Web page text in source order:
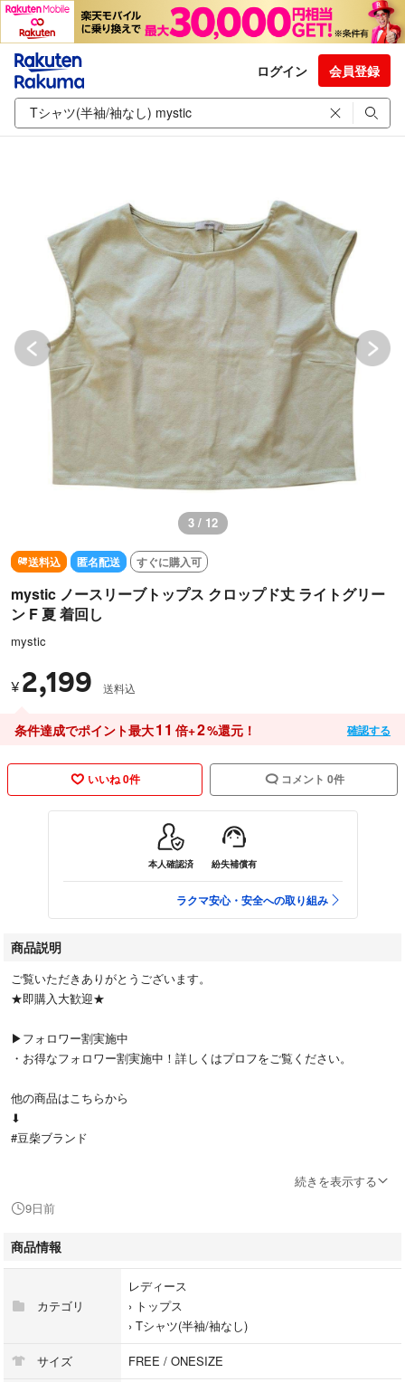
ログイン 会員登録
3 / 12
送料込 匿名配送 すぐに購入可
mystic ノースリーブトップス クロップド丈 ライトグリー
ン F 夏 着回し
mystic
¥ 2,199 送料込
条件達成でポイント最大11 倍+2%還元！ 確認する
いいね 0件 コメント 0件
本人確認済 紛失補償有
ラクマ安心・安全への取り組み
商品説明
ご覧いただきありがとうございます。
★即購入大歓迎★
▶︎フォロワー割実施中
・お得なフォロワー割実施中！詳しくはプロフをご覧ください。
他の商品はこちらから
⬇︎
#豆柴ブランド
NOR1158
ミスティック
続きを表示する
9日前
商品情報
カテゴリ
レディース
› トップス
› Tシャツ(半袖/袖なし)
サイズ FREE / ONESIZE